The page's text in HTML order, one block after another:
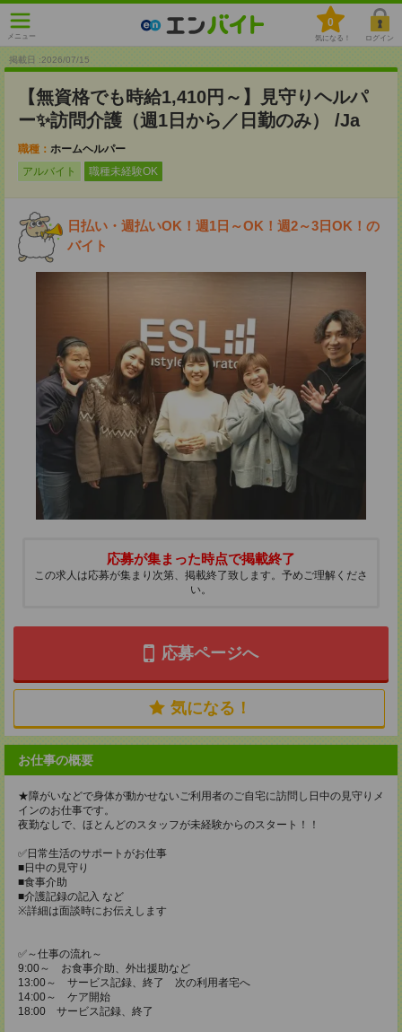
メニュー
0
気になる！ ログイン
掲載日 :2026/07/15
【無資格でも時給1,410円～】見守りヘルパ
ー✨訪問介護（週1日から／日勤のみ） /Ja
職種： ホームヘルパー
アルバイト
職種未経験OK
日払い・週払いOK！週1日～OK！週2～3日OK！の
バイト
応募が集まった時点で掲載終了
この求人は応募が集まり次第、掲載終了致します。予めご理解くださ
い。
応募ページへ
気になる！
お仕事の概要
★障がいなどで身体が動かせないご利用者のご自宅に訪問し日中の見守りメ
インのお仕事です。
夜勤なしで、ほとんどのスタッフが未経験からのスタート！！
✅日常生活のサポートがお仕事
■日中の見守り
■食事介助
■介護記録の記入 など
※詳細は面談時にお伝えします
✅～仕事の流れ～
9:00～ お食事介助、外出援助など
13:00～ サービス記録、終了 次の利用者宅へ
14:00～ ケア開始
18:00 サービス記録、終了